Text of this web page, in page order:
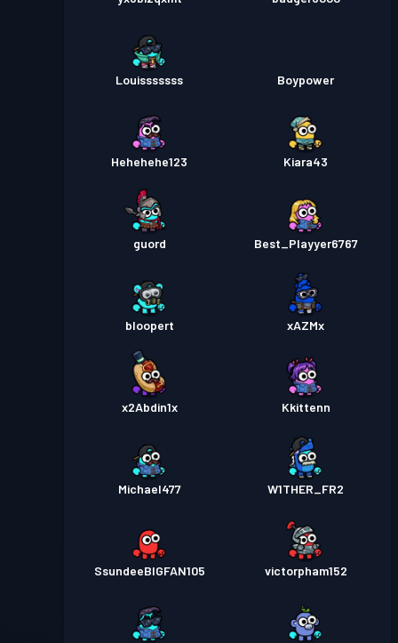
Louisssssss Boypower
Hehehehe123 Kiara43
guord Best_Playyer6767
bloopert xAZMx
x2Abdin1x Kkittenn
Michael477 W1THER_FR2
SsundeeBIGFAN105 victorpham152